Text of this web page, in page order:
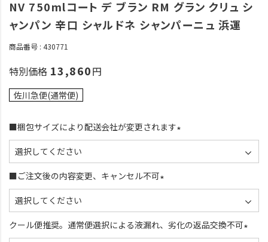
NV 750mlコート デ ブラン RM グラン クリュ シ
ャンパン 辛口 シャルドネ シャンパーニュ 浜運
商品番号 430771
特別価格 13,860
佐川急便(通常便)
■梱包サイズにより配送会社が変更されます
)
■ご注文後の内容変更、キャンセル不可
)
クール便推奨。通常便選択による液漏れ、劣化の返品交換不可